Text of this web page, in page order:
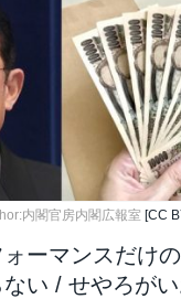
内閣官房内閣広報室 [CC
ーマンスだけ
ない / せやろが